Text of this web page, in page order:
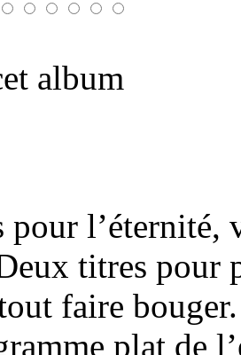
album
pour l’éternité,
titres pour
faire
plat de